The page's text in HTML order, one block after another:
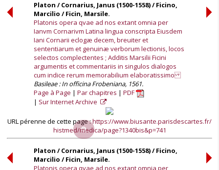
Platon / Cornarius, Janus (1500-1558) / Ficino,
Marcilio / Ficin, Marsile.
Platonis opera qvae ad nos extant omnia per
Ianvm Cornarivm Latina lingua conscripta Eiusdem
Iani Cornarii eclogæ decem, breuiter et
sententiarum et genuinæ verborum lectionis, locos
selectos complectentes ; Additis Marsilii Ficini
argumentis et commentariis in singulos dialogos
cum indice rerum memorabilium elaboratissimo
Basileae : In officina Frobeniana, 1561.
Page à Page
Par chapitres
PDF
Sur Internet Archive
URL pérenne de cette page :https://www.biusante.parisdescartes.fr/
histmed/medica/page?1340bis&p=741
Platon / Cornarius, Janus (1500-1558) / Ficino,
Marcilio / Ficin, Marsile.
Platonis opera qvae ad nos extant omnia per